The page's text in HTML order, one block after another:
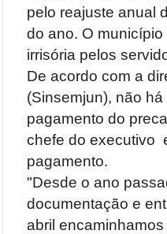
pelo reajuste anual
do ano. O
irrisória pelos
De acordo com a
(Sinsemjun), não
pagamento do
chefe do executivo
pagamento.
"Desde o ano
documentação e
abril